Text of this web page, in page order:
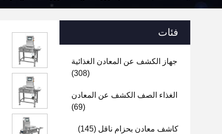
فئات
جهاز الكشف عن المعادن الغذائية
(308)
الغذاء الصف الكشف عن المعادن
(69)
كاشف معادن بحزام ناقل (145)